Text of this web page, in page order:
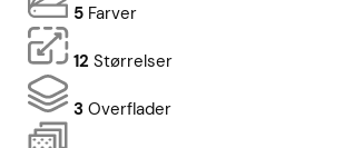
5 Farver
12 Størrelser
3 Overflader